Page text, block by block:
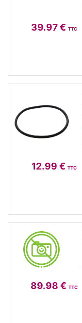
39.97 € TTC
12.99 € TTC
89.98 € TTC